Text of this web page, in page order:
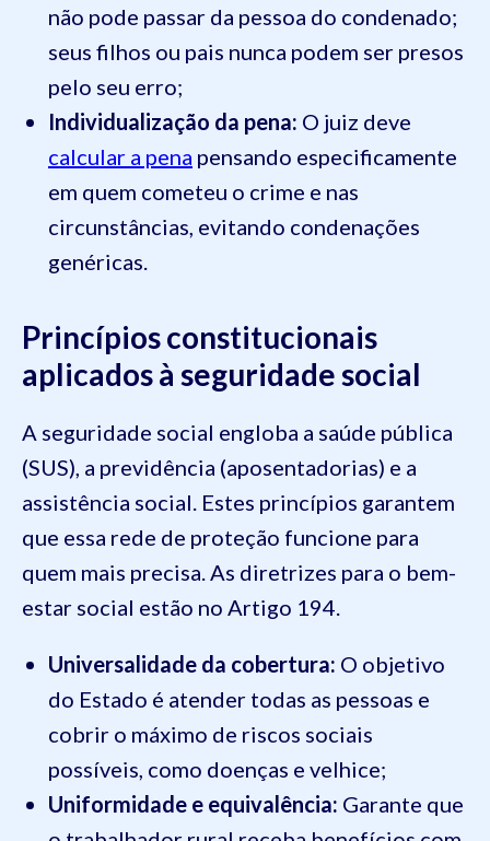
não pode passar da pessoa do condenado;
seus filhos ou pais nunca podem ser presos
pelo seu erro;
Individualização da pena: O juiz deve
calcular a pena pensando especificamente
em quem cometeu o crime e nas
circunstâncias, evitando condenações
genéricas.
Princípios constitucionais
aplicados à seguridade social
A seguridade social engloba a saúde pública
(SUS), a previdência (aposentadorias) e a
assistência social. Estes princípios garantem
que essa rede de proteção funcione para
quem mais precisa. As diretrizes para o bem-
estar social estão no Artigo 194.
Universalidade da cobertura: O objetivo
do Estado é atender todas as pessoas e
cobrir o máximo de riscos sociais
possíveis, como doenças e velhice;
Uniformidade e equivalência: Garante que